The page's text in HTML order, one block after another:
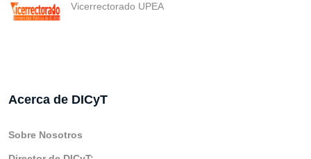
Vicerrectorado UPEA
Acerca de DICyT
Sobre Nosotros